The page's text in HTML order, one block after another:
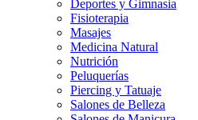
Deportes y Gimnasia
Fisioterapia
Masajes
Medicina Natural
Nutrición
Peluquerías
Piercing y Tatuaje
Salones de Belleza